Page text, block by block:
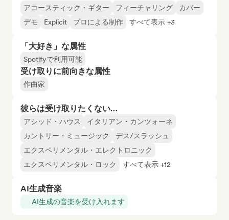
アコースティック・ギター フィーチャリング
カバー
デモ
Explicit プロによる制作 すべて表示 +3
「大好き」な属性
Spotifyで利用可能
受け取りに前向きな属性
作曲家
彼らは受け取りたくない…
アシッド・ハウス
イタリアン・カンツォーネ
カントリー・ミュージック
デス/スラッシュ
エクスペリメンタル・エレクトロニック
エクスペリメンタル・ロック
すべて表示 +12
AI生成音楽
AI生成の音楽を受け入れます